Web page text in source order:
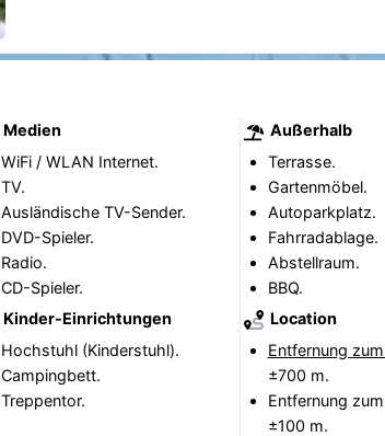
Medien
WiFi / WLAN Internet.
TV.
Ausländische TV-Sender.
DVD-Spieler.
Radio.
CD-Spieler.
Kinder-Einrichtungen
Hochstuhl (Kinderstuhl).
Campingbett.
Treppentor.
Außerhalb
Terrasse.
Gartenmöbel.
Autoparkplatz.
Fahrradablage.
Abstellraum.
BBQ.
Location
Entfernung
±700 m.
Entfernung
±100 m.